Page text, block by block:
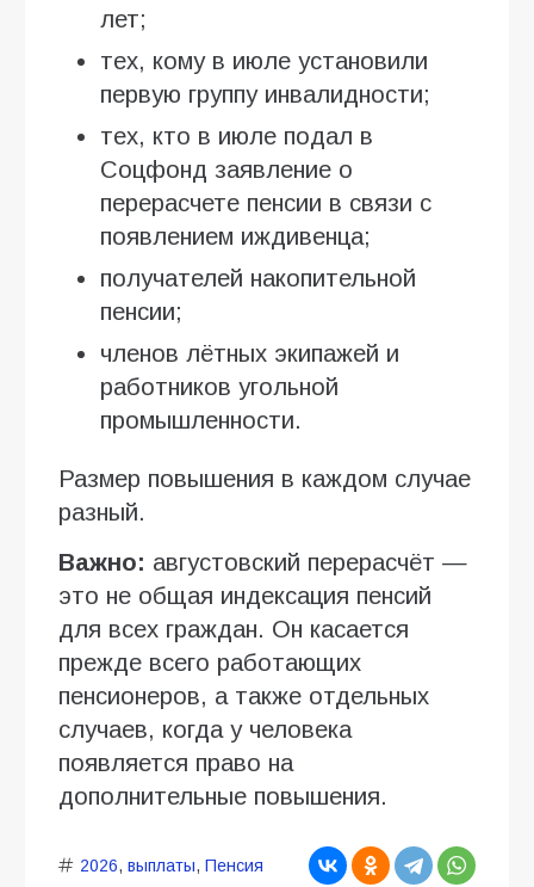
лет;
тех, кому в июле установили
первую группу инвалидности;
тех, кто в июле подал в
Соцфонд заявление о
перерасчете пенсии в связи с
появлением иждивенца;
получателей накопительной
пенсии;
членов лётных экипажей и
работников угольной
промышленности.
Размер повышения в каждом случае
разный.
Важно: августовский перерасчёт —
это не общая индексация пенсий
для всех граждан. Он касается
прежде всего работающих
пенсионеров, а также отдельных
случаев, когда у человека
появляется право на
дополнительные повышения.
2026, выплаты, Пенсия